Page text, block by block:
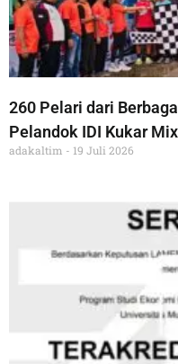
260 Pelari dari
Pelandok IDI Kukar
adakaltim 19 Juli 2026